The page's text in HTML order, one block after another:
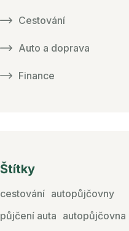
Cestování
Auto a doprava
Finance
Štítky
cestování autopůjčovny
půjčení auta autopůjčovna